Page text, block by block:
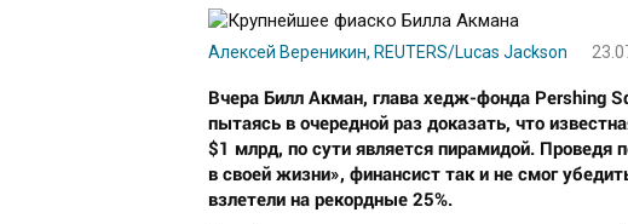
Алексей Вереникин, REUTERS/Lucas Jackson
Вчера Билл Акман, глава хедж-фонда Pershing
пытаясь в очередной раз доказать, что
$1 млрд, по сути является пирамидой.
в своей жизни», финансист так и не смог
взлетели на рекордные 25%.